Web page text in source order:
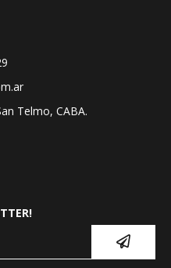
Telmo, CABA.